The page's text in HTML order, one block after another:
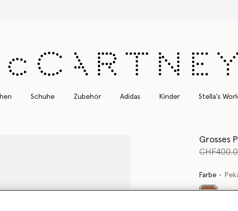
Schuhe Zubehör Adidas Kinder Stella's
Grosses
Preis
Farbe